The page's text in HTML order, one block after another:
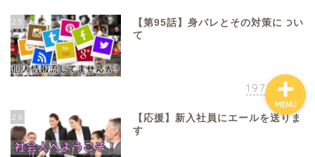
25
【第95話】身バレとその対策につい
て
1973 view
26
【応援】新入社員にエールを送りま
す
MENU